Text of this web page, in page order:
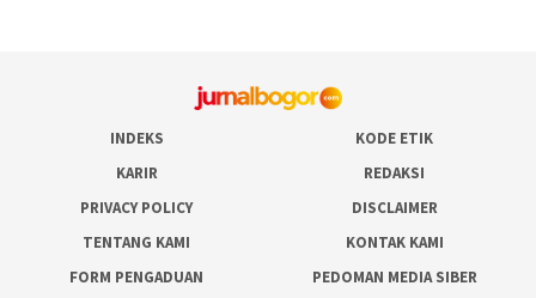
INDEKS
KODE ETIK
KARIR
REDAKSI
PRIVACY POLICY
DISCLAIMER
TENTANG KAMI
KONTAK KAMI
FORM PENGADUAN
PEDOMAN MEDIA SIBER